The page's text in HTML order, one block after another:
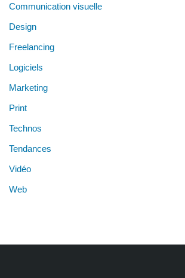
Communication visuelle
Design
Freelancing
Logiciels
Marketing
Print
Technos
Tendances
Vidéo
Web